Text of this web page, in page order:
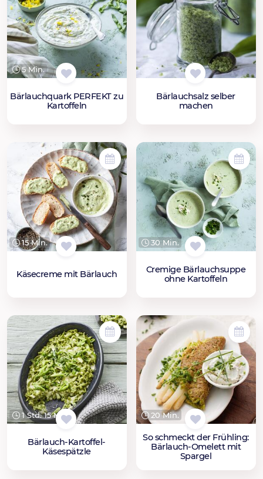
5 Min.
Bärlauchquark PERFEKT zu
Kartoffeln
Bärlauchsalz selber
machen
15 Min.
Käsecreme mit Bärlauch
30 Min.
Cremige Bärlauchsuppe
ohne Kartoffeln
1 Std. 15 Min.
Bärlauch-Kartoffel-
Käsespätzle
20 Min.
So schmeckt der Frühling:
Bärlauch-Omelett mit
Spargel